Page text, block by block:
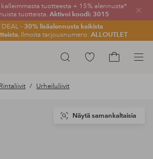
tuotteesta + 15% alennusta*
tuotteista. Aktivoi koodi: 3015
DEAL -30% lisäalennusta kaikista
Ilmoita tarjousnumero: ALLOUTLET
Sulje
Hae
Siirry
Rintaliivit Urheiluliivit
Näytä samankaltaisia